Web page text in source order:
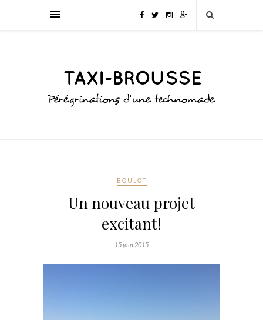
BOULOT
Un nouveau projet
excitant!
15 juin 2015